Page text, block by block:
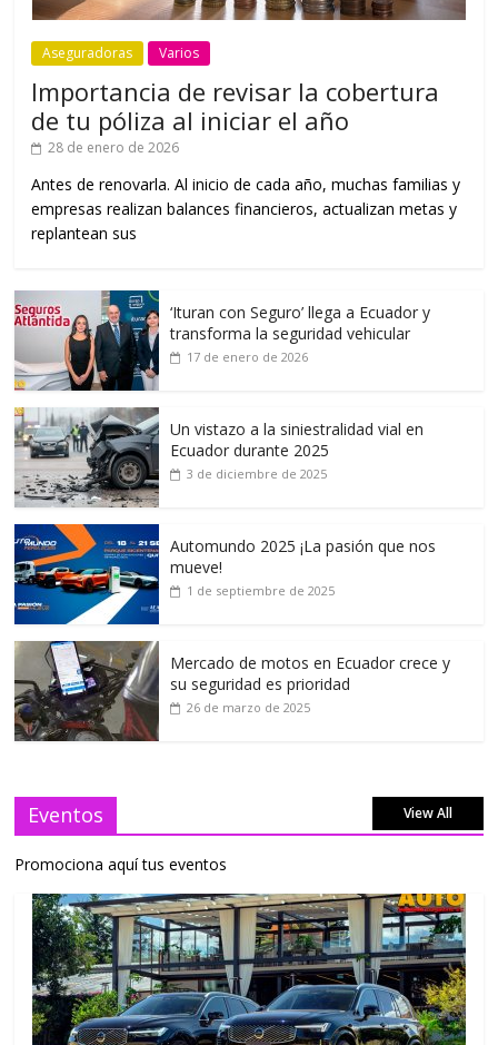
Aseguradoras Varios
Importancia de revisar la cobertura
de tu póliza al iniciar el año
28 de enero de 2026
Antes de renovarla. Al inicio de cada año, muchas familias y
empresas realizan balances financieros, actualizan metas y
replantean sus
‘Ituran con Seguro’ llega a Ecuador y
transforma la seguridad vehicular
17 de enero de 2026
Un vistazo a la siniestralidad vial en
Ecuador durante 2025
3 de diciembre de 2025
Automundo 2025 ¡La pasión que nos
mueve!
1 de septiembre de 2025
Mercado de motos en Ecuador crece y
su seguridad es prioridad
26 de marzo de 2025
Eventos View All
Promociona aquí tus eventos